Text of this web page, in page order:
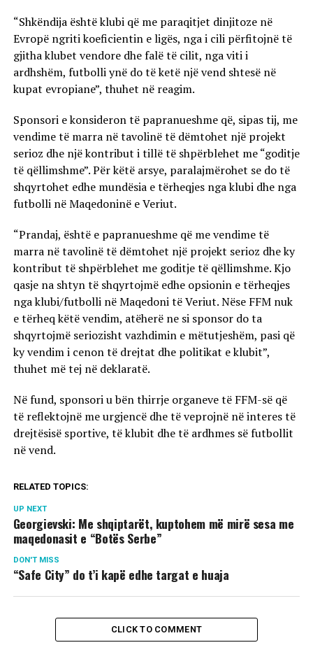
“Shkëndija është klubi që me paraqitjet dinjitoze në
Evropë ngriti koeficientin e ligës, nga i cili përfitojnë të
gjitha klubet vendore dhe falë të cilit, nga viti i
ardhshëm, futbolli ynë do të ketë një vend shtesë në
kupat evropiane”, thuhet në reagim.
Sponsori e konsideron të papranueshme që, sipas tij, me
vendime të marra në tavolinë të dëmtohet një projekt
serioz dhe një kontribut i tillë të shpërblehet me “goditje
të qëllimshme”. Për këtë arsye, paralajmërohet se do të
shqyrtohet edhe mundësia e tërheqjes nga klubi dhe nga
futbolli në Maqedoninë e Veriut.
“Prandaj, është e papranueshme që me vendime të
marra në tavolinë të dëmtohet një projekt serioz dhe ky
kontribut të shpërblehet me goditje të qëllimshme. Kjo
qasje na shtyn të shqyrtojmë edhe opsionin e tërheqjes
nga klubi/futbolli në Maqedoni të Veriut. Nëse FFM nuk
e tërheq këtë vendim, atëherë ne si sponsor do ta
shqyrtojmë seriozisht vazhdimin e mëtutjeshëm, pasi që
ky vendim i cenon të drejtat dhe politikat e klubit”,
thuhet më tej në deklaratë.
Në fund, sponsori u bën thirrje organeve të FFM-së që
të reflektojnë me urgjencë dhe të veprojnë në interes të
drejtësisë sportive, të klubit dhe të ardhmes së futbollit
në vend.
RELATED TOPICS:
UP NEXT
Georgievski: Me shqiptarët, kuptohem më mirë sesa me
maqedonasit e “Botës Serbe”
DON'T MISS
“Safe City” do t’i kapë edhe targat e huaja
CLICK TO COMMENT